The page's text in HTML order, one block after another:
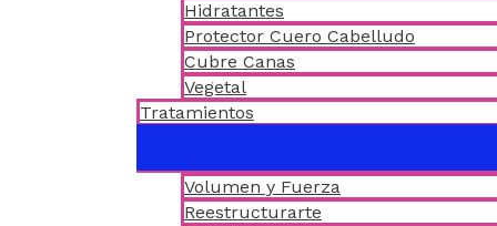
Hidratantes
Protector Cuero Cabelludo
Cubre Canas
Vegetal
Tratamientos
Volumen y Fuerza
Reestructurarte